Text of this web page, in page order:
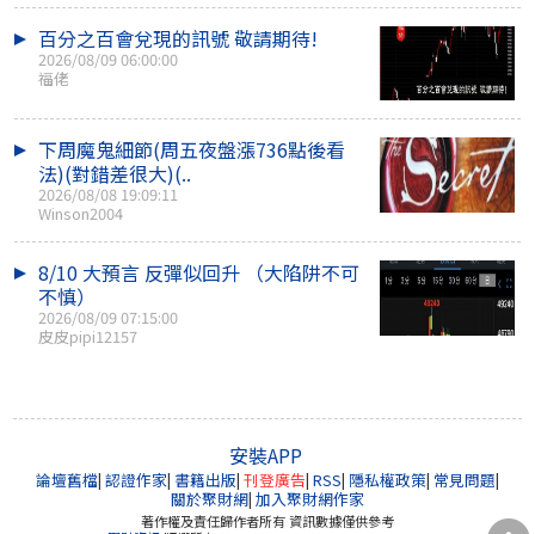
百分之百會兌現的訊號 敬請期待!
2026/08/09 06:00:00
福佬
下周魔鬼細節(周五夜盤漲736點後看
法)(對錯差很大)(..
2026/08/08 19:09:11
Winson2004
8/10 大預言 反彈似回升 （大陷阱不可
不慎）
2026/08/09 07:15:00
皮皮pipi12157
安裝APP
論壇舊檔| 認證作家| 書籍出版| 刊登廣告| RSS| 隱私權政策| 常見問題|
關於聚財網| 加入聚財網作家
著作權及責任歸作者所有 資訊數據僅供參考